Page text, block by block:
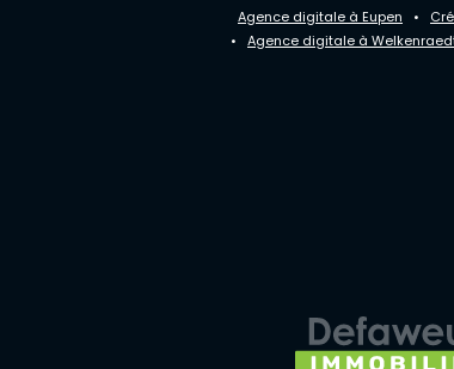
Agence digitale à Eupen •
•
Agence digitale à